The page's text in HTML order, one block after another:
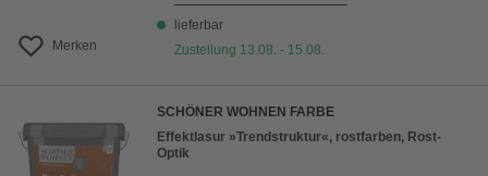
Merken
lieferbar
Zustellung 13.08. - 15.08.
SCHÖNER WOHNEN FARBE
Effektlasur »Trendstruktur«, rostfarben, Rost-
Optik